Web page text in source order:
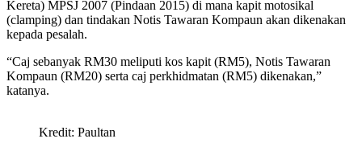
Kereta) MPSJ 2007 (Pindaan 2015) di mana kapit motosikal
(clamping) dan tindakan Notis Tawaran Kompaun akan dikenakan
kepada pesalah.
“Caj sebanyak RM30 meliputi kos kapit (RM5), Notis Tawaran
Kompaun (RM20) serta caj perkhidmatan (RM5) dikenakan,”
katanya.
Kredit: Paultan